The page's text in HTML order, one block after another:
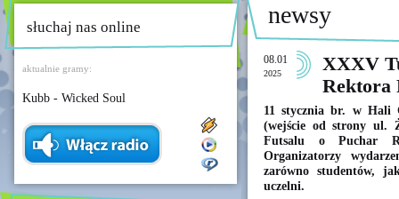
słuchaj nas online
aktualnie gramy:
Kubb - Wicked Soul
newsy
08.01
2025
XXXV
Rektora
11 stycznia br. w Hali
(wejście od strony ul.
Futsalu o Puchar
Organizatorzy
zarówno studentów,
uczelni.